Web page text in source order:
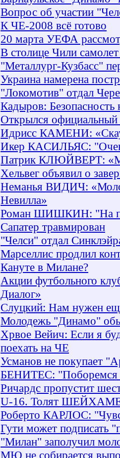
Вопрос об участии
К ЧЕ-2008 всё готово
20 марта УЕФА
В столице Чили
"Металлург-Кузбасс"
Украина намерена
"Локомотив" отдал
Кадыров: Безопасность
Открылся
Идрисс КАМЕНИ:
Икер КAСИЛЬЯС:
Патрик КЛЮЙВЕРТ:
Хельвег объявил о
Неманья ВИДИЧ:
Невилла»
Роман ШИШКИН: "На
Сапатер травмирован
"Челси" отдал
Марселлис продлил
Кануте в Милане?
Акции футбольного
Диалог»
Слуцкий: Нам нужен
Молодежь "Динамо"
Хрвое Вейич: Если я
поехать на ЧЕ
Усманов не покупает
БЕНИТЕС: "Поборемся
Ричардс пропустит
U-16. Толят
Роберто КАРЛОС:
Гути может подписать
"Милан" заполучил
МЮ не собирается